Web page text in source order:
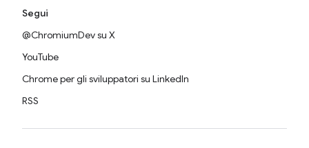
Segui
@ChromiumDev su X
YouTube
Chrome per gli sviluppatori su LinkedIn
RSS